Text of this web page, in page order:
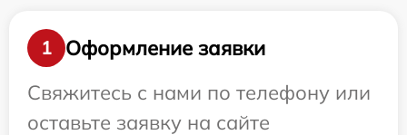
1
Оформление заявки
Свяжитесь с нами по телефону или
оставьте заявку на сайте